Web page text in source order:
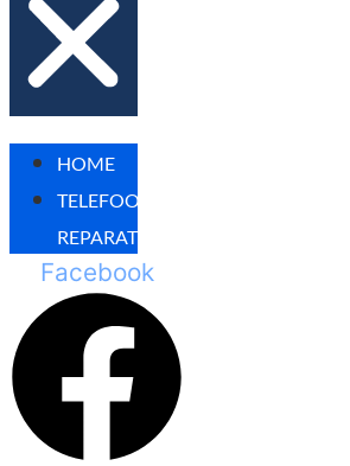
HOME
TELEFOON
REPARATIES
Facebook